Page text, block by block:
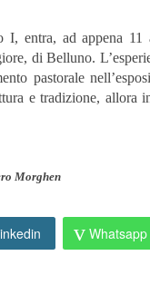
entra, ad appena 11
di Belluno.
pastorale
e tradizione, allora
Morghen
Whatsapp